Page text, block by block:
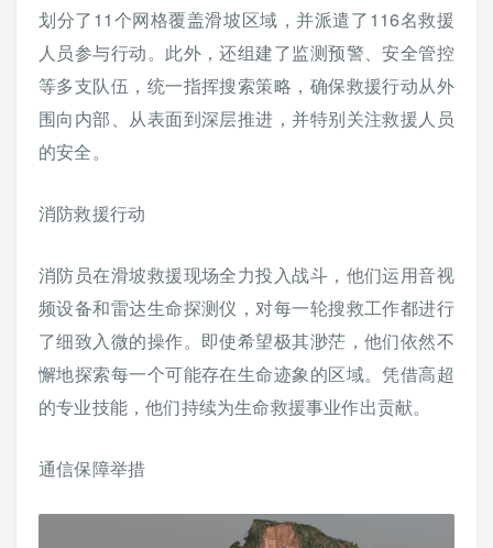
划分了11个网格覆盖滑坡区域，并派遣了116名救援
人员参与行动。此外，还组建了监测预警、安全管控
等多支队伍，统一指挥搜索策略，确保救援行动从外
围向内部、从表面到深层推进，并特别关注救援人员
的安全。
消防救援行动
消防员在滑坡救援现场全力投入战斗，他们运用音视
频设备和雷达生命探测仪，对每一轮搜救工作都进行
了细致入微的操作。即使希望极其渺茫，他们依然不
懈地探索每一个可能存在生命迹象的区域。凭借高超
的专业技能，他们持续为生命救援事业作出贡献。
通信保障举措